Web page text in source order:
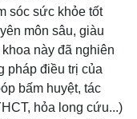
sóc sức khỏe tốt
môn sâu, giàu
này đã nghiên
pháp điều trị của
bấm huyệt, tác
hỏa long cứu...)